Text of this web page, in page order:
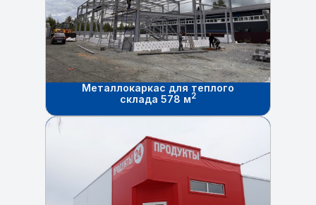
Металлокаркас для теплого
склада 578 м2